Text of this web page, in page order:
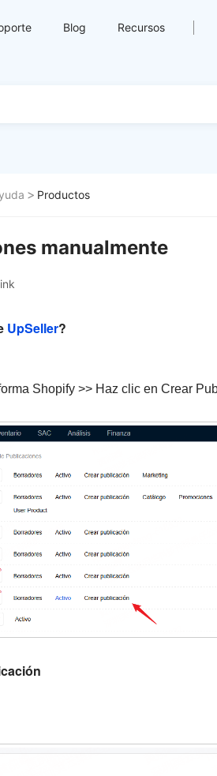
Blog Recursos
Productos
manualmente
UpSeller?
Shopify >> Haz clic en Crear